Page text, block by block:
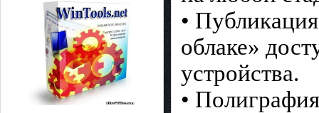
•
облаке»
устройства.
•